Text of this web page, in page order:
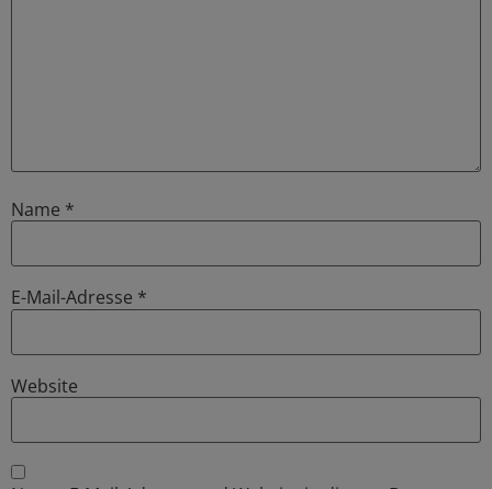
Name *
E-Mail-Adresse *
Website